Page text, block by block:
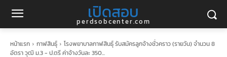
เปิดสอบ
perdsobcenter.com
หน้าแรก กาฬสินธุ์
โรงพยาบาลกาฬสินธุ์ รับสมัครลูกจ้างชั่วคราว (รายวัน) จำนวน 8
อัตรา วุฒิ ม.3 - ป.ตรี ค่าจ้างวันละ 350...